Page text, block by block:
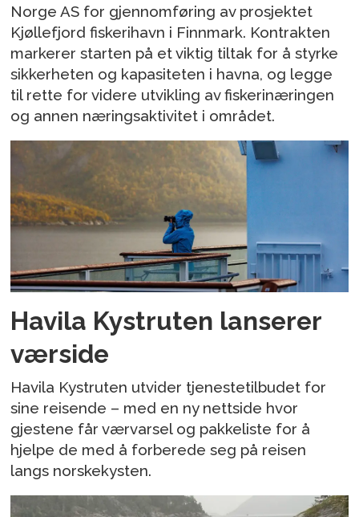
Norge AS for gjennomføring av prosjektet
Kjøllefjord fiskerihavn i Finnmark. Kontrakten
markerer starten på et viktig tiltak for å styrke
sikkerheten og kapasiteten i havna, og legge
til rette for videre utvikling av fiskerinæringen
og annen næringsaktivitet i området.
Havila Kystruten lanserer
værside
Havila Kystruten utvider tjenestetilbudet for
sine reisende – med en ny nettside hvor
gjestene får værvarsel og pakkeliste for å
hjelpe de med å forberede seg på reisen
langs norskekysten.